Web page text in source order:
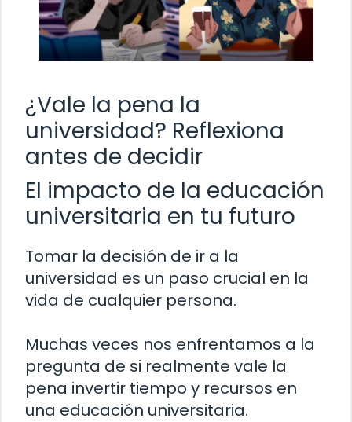
¿Vale la pena la
universidad? Reflexiona
antes de decidir
El impacto de la educación
universitaria en tu futuro
Tomar la decisión de ir a la
universidad es un paso crucial en la
vida de cualquier persona.
Muchas veces nos enfrentamos a la
pregunta de si realmente vale la
pena invertir tiempo y recursos en
una educación universitaria.